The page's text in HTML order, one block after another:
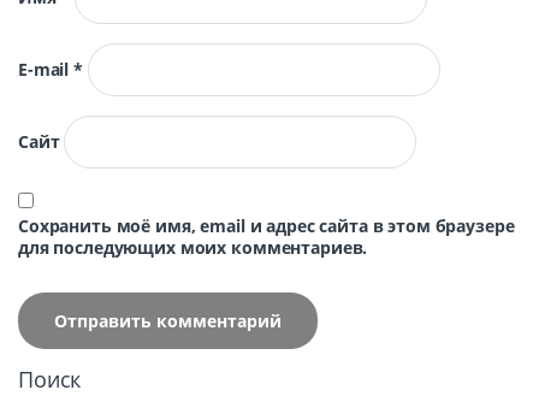
E-mail*
Сайт
Сохранить моё имя, email и адрес сайта в этом браузере
для последующих моих комментариев.
Поиск